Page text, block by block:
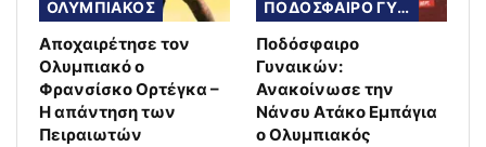
ΟΛΥΜΠΙΑΚΟΣ
Αποχαιρέτησε τον
Ολυμπιακό ο
Φρανσίσκο Ορτέγκα –
Η απάντηση των
Πειραιωτών
ΠΟΔΟΣΦΑΙΡΟ ΓΥΝΑΙΚΩΝ
Ποδόσφαιρο
Γυναικών:
Ανακοίνωσε την
Νάνσυ Ατάκο Εμπάγια
ο Ολυμπιακός